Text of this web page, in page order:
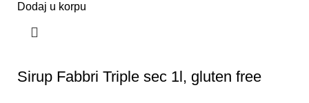
Dodaj u korpu
Sirup Fabbri Triple sec 1l, gluten free